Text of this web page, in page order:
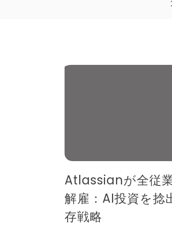
Atlassianが全従
解雇：AI投資を捻
存戦略